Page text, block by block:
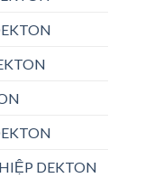
DEKTON